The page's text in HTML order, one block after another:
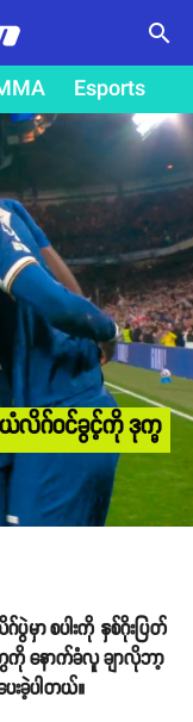
search
Esports
ယံလိဂ်ဝင်ခွင့်ကို ဒုက္ခ
မှာ စပါးကို နှစ်ဂိုးပြတ်
နောက်ခံလူ ချာလိုဘာ့
ခဲ့ပါတယ်။